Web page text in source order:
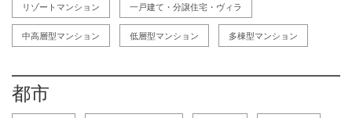
リゾートマンション 一戸建て・分譲住宅・ヴィラ
中高層型マンション 低層型マンション 多棟型マンション
都市